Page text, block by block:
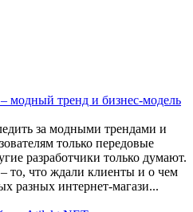
модный тренд и бизнес-модель
за модными трендами и
только передовые
разработчики только думают.
то, что ждали клиенты и о чем
разных интернет-магази...